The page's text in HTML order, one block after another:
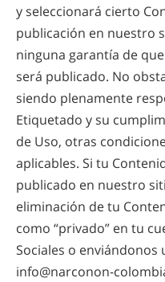
y seleccionará cierto
publicación en nuestro
ninguna garantía de
será publicado. No
siendo plenamente
Etiquetado y su
de Uso, otras
aplicables. Si tu
publicado en nuestro
eliminación de tu
como “privado” en tu
Sociales o
info@narconon-